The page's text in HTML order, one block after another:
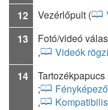
12
Vezérlőpult (
13
Fotó/videó
,
Videók
14
;
,